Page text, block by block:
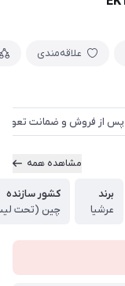
علاقه‌مندی
مشاهده همه
برند
عرشیا
کشور سازنده
چین (تحت